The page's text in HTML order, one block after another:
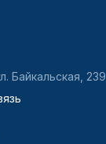
Байкальская, 239